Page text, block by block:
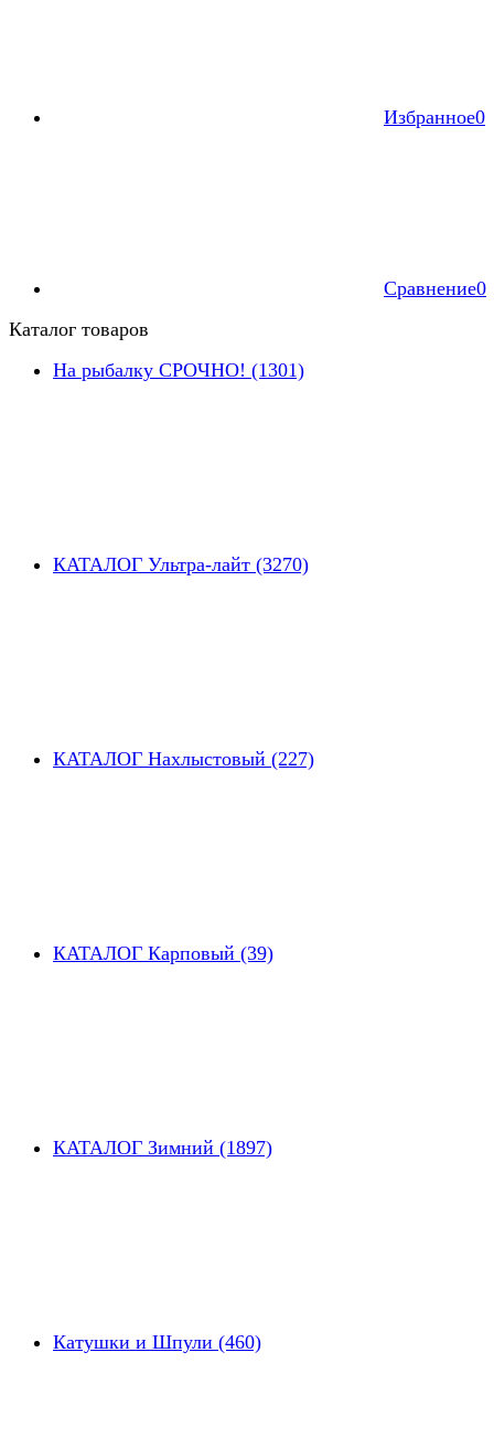
Избранное0
Сравнение0
Каталог товаров
На рыбалку СРОЧНО! (1301)
КАТАЛОГ Ультра-лайт (3270)
КАТАЛОГ Нахлыстовый (227)
КАТАЛОГ Карповый (39)
КАТАЛОГ Зимний (1897)
Катушки и Шпули (460)